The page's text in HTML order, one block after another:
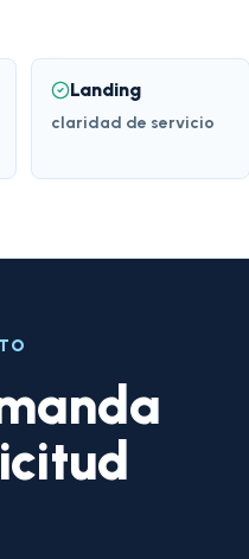
Landing
claridad de servicio